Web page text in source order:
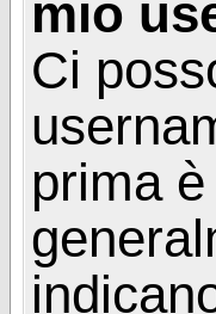
mio
Ci
prima